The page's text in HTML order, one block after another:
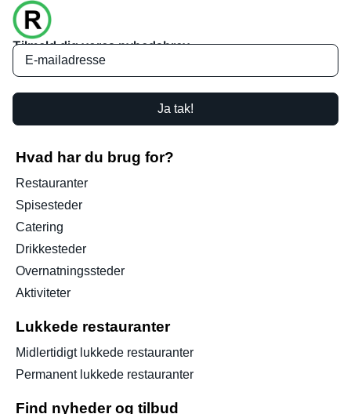
Tilmeld dig vores nyhedsbrev
Ja tak!
Hvad har du brug for?
Restauranter
Spisesteder
Catering
Drikkesteder
Overnatningssteder
Aktiviteter
Lukkede restauranter
Midlertidigt lukkede restauranter
Permanent lukkede restauranter
Find nyheder og tilbud